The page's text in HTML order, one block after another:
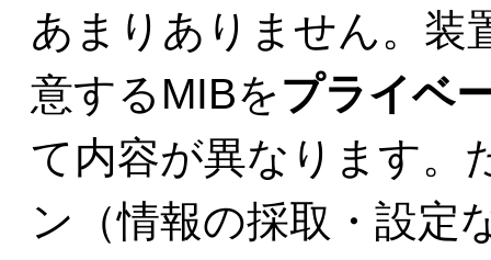
あまりありません。装
意するMIBをプライベ
て内容が異なります。
ン（情報の採取・設定